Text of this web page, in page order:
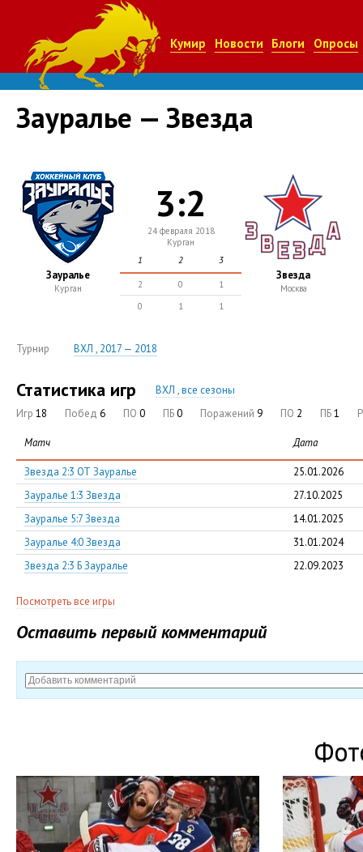
Кумир Новости Блоги Опросы
Зауралье — Звезда
Зауралье
Курган
3:2
24 февраля 2018
Курган
1
2 3
2 0
1
0
1 1
Звезда
Москва
Турнир ВХЛ , 2017 — 2018
Статистика игр
ВХЛ , все сезоны
Игр 18 Побед 6 ПО 0 ПБ0 Поражений 9 ПО 2 ПБ1
Матч Дата
Звезда 2:3 ОТ Зауралье
25.01.2026
Зауралье 1:3 Звезда
27.10.2025
Зауралье 5:7 Звезда
14.01.2025
Зауралье 4:0 Звезда
31.01.2024
Звезда 2:3 Б Зауралье
22.09.2023
Посмотреть все игры
Оставить первый комментарий